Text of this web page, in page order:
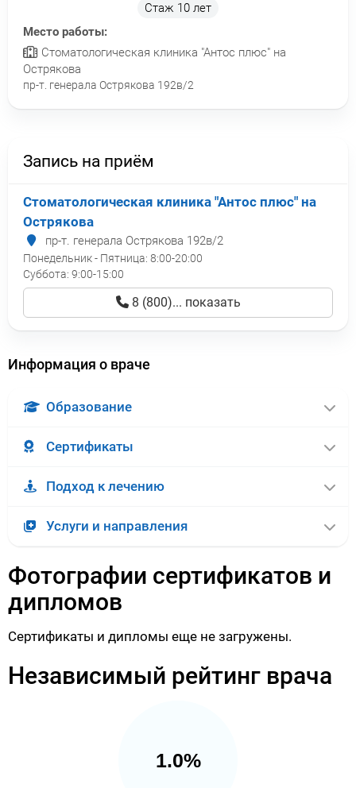
Стаж 10 лет
Место работы:
Стоматологическая клиника "Антос плюс" на
Острякова
пр-т. генерала Острякова 192в/2
Запись на приём
Стоматологическая клиника "Антос плюс" на
Острякова
пр-т. генерала Острякова 192в/2
Понедельник - Пятница: 8:00-20:00
Суббота: 9:00-15:00
8 (800)... показать
Информация о враче
Образование
Сертификаты
Подход к лечению
Услуги и направления
Фотографии сертификатов и
дипломов
Сертификаты и дипломы еще не загружены.
Независимый рейтинг врача
1.0%